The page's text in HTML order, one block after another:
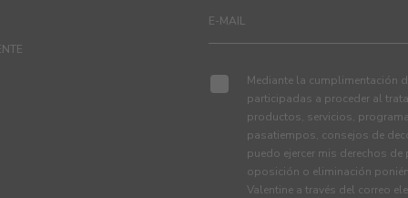
Mediante la cumplimentación
participadas a proceder al
productos, servicios,
pasatiempos, consejos de
puedo ejercer mis derechos
oposición o eliminación
Valentine a través del correo